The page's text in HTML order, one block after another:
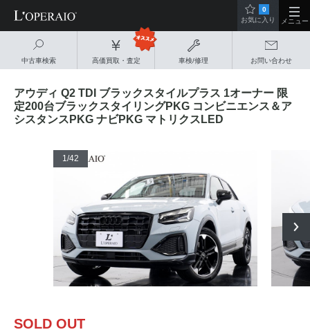
中古車検索 高価買取・査定 車検/修理 お問い合わせ
0
お気に入り
メニュー
アウディ Q2 TDI ブラックスタイルプラス 1オーナー 限
定200台ブラックスタイリングPKG コンビニエンス＆ア
シスタンスPKG ナビPKG マトリクスLED
1/42
SOLD OUT